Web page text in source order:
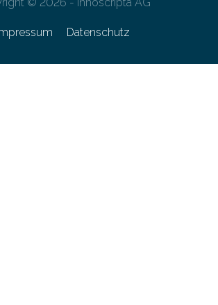
Datenschutz